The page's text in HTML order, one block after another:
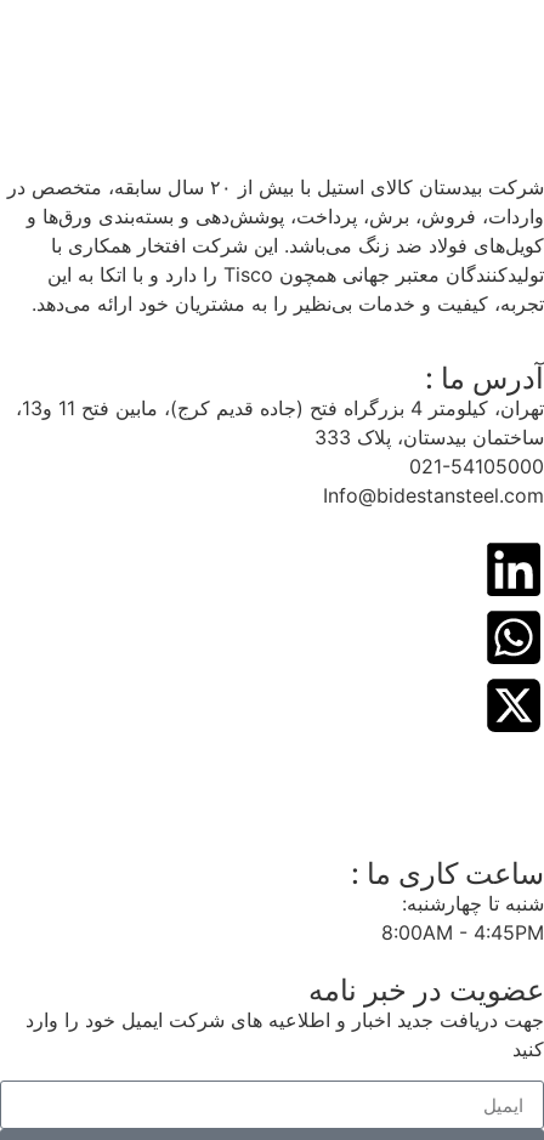
شرکت بیدستان کالای استیل با بیش از ۲۰ سال سابقه، متخصص در
واردات، فروش، برش، پرداخت، پوشش‌دهی و بسته‌بندی ورق‌ها و
کویل‌های فولاد ضد زنگ می‌باشد. این شرکت افتخار همکاری با
تولیدکنندگان معتبر جهانی همچون Tisco را دارد و با اتکا به این
تجربه، کیفیت و خدمات بی‌نظیر را به مشتریان خود ارائه می‌دهد.
آدرس ما :
تهران، کیلومتر 4 بزرگراه فتح (جاده قدیم کرج)، مابین فتح 11 و13،
ساختمان بیدستان، پلاک 333
021-54105000
Info@bidestansteel.com
ساعت کاری ما :
شنبه تا چهارشنبه:
8:00AM - 4:45PM
عضویت در خبر نامه
جهت دریافت جدید اخبار و اطلاعیه های شرکت ایمیل خود را وارد
کنید